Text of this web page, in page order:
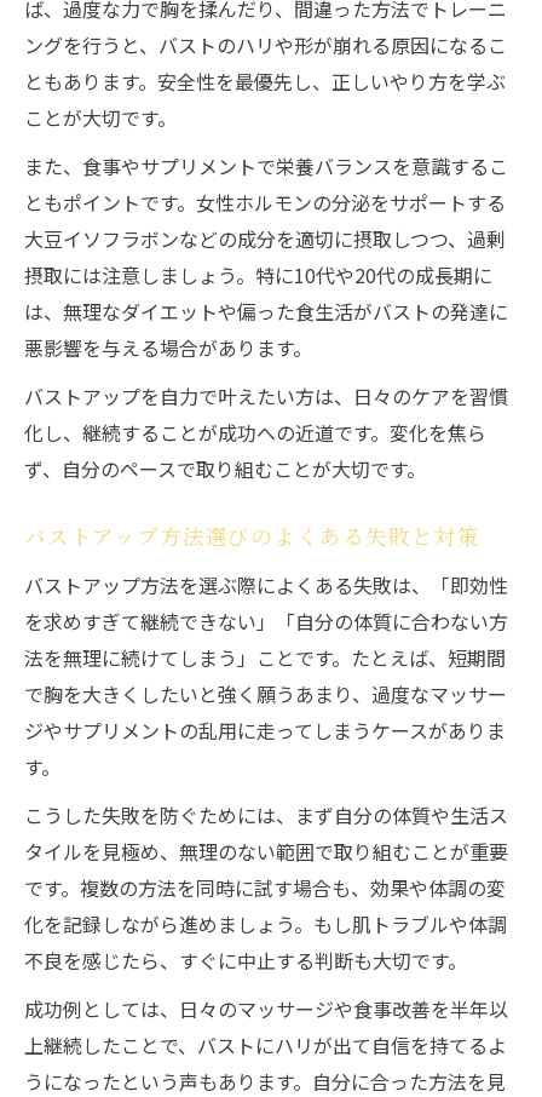
ば、過度な力で胸を揉んだり、間違った方法でトレーニ
ングを行うと、バストのハリや形が崩れる原因になるこ
ともあります。安全性を最優先し、正しいやり方を学ぶ
ことが大切です。
また、食事やサプリメントで栄養バランスを意識するこ
ともポイントです。女性ホルモンの分泌をサポートする
大豆イソフラボンなどの成分を適切に摂取しつつ、過剰
摂取には注意しましょう。特に10代や20代の成長期に
は、無理なダイエットや偏った食生活がバストの発達に
悪影響を与える場合があります。
バストアップを自力で叶えたい方は、日々のケアを習慣
化し、継続することが成功への近道です。変化を焦ら
ず、自分のペースで取り組むことが大切です。
バストアップ方法選びのよくある失敗と対策
バストアップ方法を選ぶ際によくある失敗は、「即効性
を求めすぎて継続できない」「自分の体質に合わない方
法を無理に続けてしまう」ことです。たとえば、短期間
で胸を大きくしたいと強く願うあまり、過度なマッサー
ジやサプリメントの乱用に走ってしまうケースがありま
す。
こうした失敗を防ぐためには、まず自分の体質や生活ス
タイルを見極め、無理のない範囲で取り組むことが重要
です。複数の方法を同時に試す場合も、効果や体調の変
化を記録しながら進めましょう。もし肌トラブルや体調
不良を感じたら、すぐに中止する判断も大切です。
成功例としては、日々のマッサージや食事改善を半年以
上継続したことで、バストにハリが出て自信を持てるよ
うになったという声もあります。自分に合った方法を見